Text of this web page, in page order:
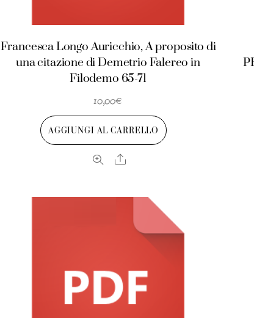
Francesca Longo Auricchio, A proposito di
una citazione di Demetrio Falereo in
Filodemo 65-71
10,00€
AGGIUNGI AL CARRELLO
Share